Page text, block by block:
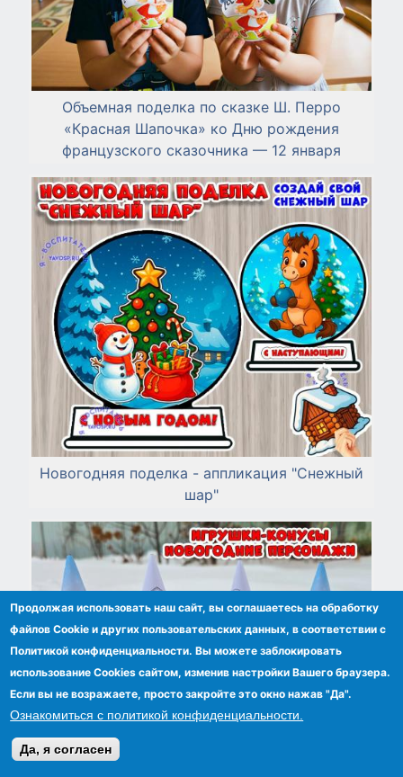
Объемная поделка по сказке Ш. Перро
«Красная Шапочка» ко Дню рождения
французского сказочника — 12 января
Новогодняя поделка - аппликация "Снежный
шар"
Продолжая использовать наш сайт, вы соглашаетесь на обработку
файлов Сookie и других пользовательских данных, в соответствии с
Политикой конфиденциальности. Вы можете заблокировать
использование Cookies сайтом, изменив настройки Вашего браузера.
Если вы не возражаете, просто закройте это окно нажав "Да".
Ознакомиться с политикой конфиденциальности.
Да, я согласен